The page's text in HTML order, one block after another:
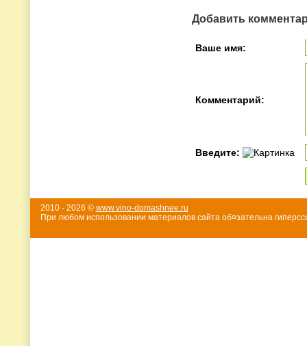
Добавить
Ваше имя:
Комментарий:
Введите:
2010 - 2026 © www.vino-domashnee.ru
При любом использовании материалов сайта об¤зательна